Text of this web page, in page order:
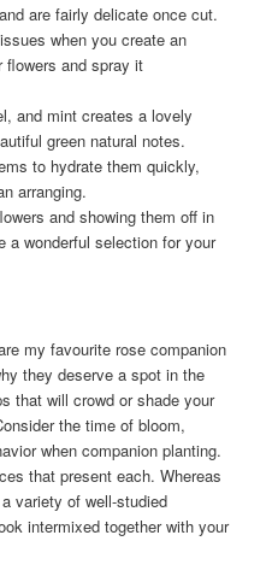
are fairly delicate once cut.
when you create an
flowers and spray it
and mint creates a lovely
green natural notes.
to hydrate them quickly,
arranging.
and showing them off in
a wonderful selection for your
my favourite rose companion
they deserve a spot in the
that will crowd or shade your
the time of bloom,
when companion planting.
that present each. Whereas
variety of well-studied
intermixed together with your